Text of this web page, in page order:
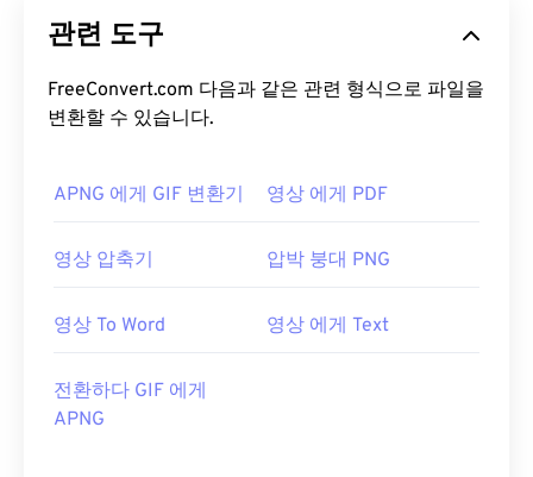
관련 도구
FreeConvert.com 다음과 같은 관련 형식으로 파일을
변환할 수 있습니다.
APNG 에게 GIF 변환기 영상 에게 PDF
영상 압축기 압박 붕대 PNG
영상 To Word 영상 에게 Text
전환하다 GIF 에게
APNG